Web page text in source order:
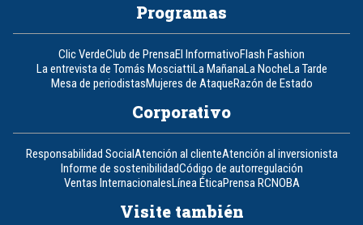
Programas
Clic VerdeClub de PrensaEl InformativoFlash Fashion
La entrevista de Tomás MosciattiLa MañanaLa NocheLa Tarde
Mesa de periodistasMujeres de AtaqueRazón de Estado
Corporativo
Responsabilidad SocialAtención al clienteAtención al inversionista
Informe de sostenibilidadCódigo de autorregulación
Ventas InternacionalesLínea ÉticaPrensa RCNOBA
Visite también